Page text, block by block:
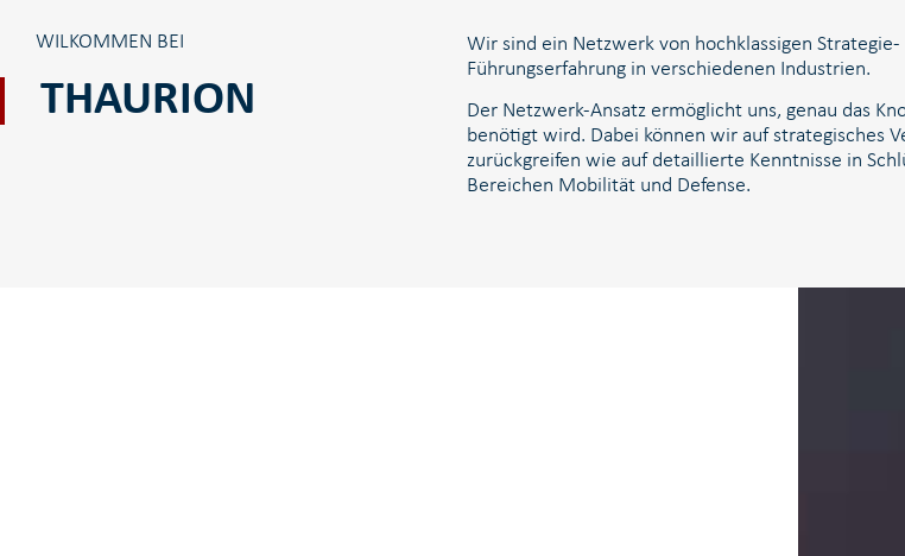
WILKOMMEN BEI
THAURION
Wir sind ein Netzwerk von hochklassigen
Führungserfahrung in verschiedenen Industrien.
Der Netzwerk-Ansatz ermöglicht uns, genau das
benötigt wird. Dabei können wir auf strategisches
zurückgreifen wie auf detaillierte Kenntnisse in
Bereichen Mobilität und Defense.